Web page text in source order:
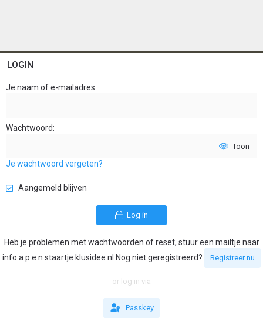
LOGIN
Je naam of e-mailadres
Wachtwoord
Toon
Je wachtwoord vergeten?
Aangemeld blijven
Log in
Heb je problemen met wachtwoorden of reset, stuur een mailtje naar
info a p e n staartje klusidee nl Nog niet geregistreerd?
Registreer nu
or log in via
Passkey